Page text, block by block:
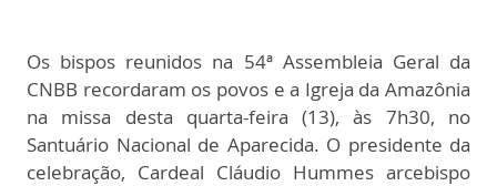
Os bispos reunidos na 54ª Assembleia Geral da
CNBB recordaram os povos e a Igreja da Amazônia
na missa desta quarta-feira (13), às 7h30, no
Santuário Nacional de Aparecida. O presidente da
celebração, Cardeal Cláudio Hummes arcebispo